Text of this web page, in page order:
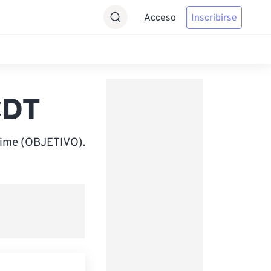
Acceso Inscribirse
(OBJETIVO).